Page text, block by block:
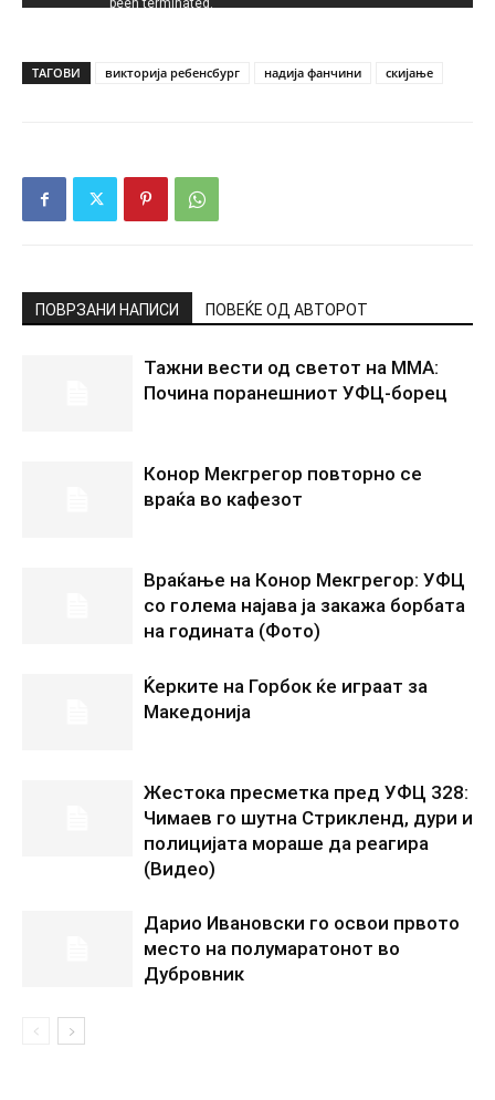
ТАГОВИ викторија ребенсбург надија фанчини скијање
ПОВРЗАНИ НАПИСИ ПОВЕЌЕ ОД АВТОРОТ
Тажни вести од светот на ММА:
Почина поранешниот УФЦ-борец
Конор Мекгрегор повторно се
враќа во кафезот
Враќање на Конор Мекгрегор: УФЦ
со голема најава ја закажа борбата
на годината (Фото)
Ќерките на Горбок ќе играат за
Македонија
Жестока пресметка пред УФЦ 328:
Чимаев го шутна Стрикленд, дури и
полицијата мораше да реагира
(Видео)
Дарио Ивановски го освои првото
место на полумаратонот во
Дубровник